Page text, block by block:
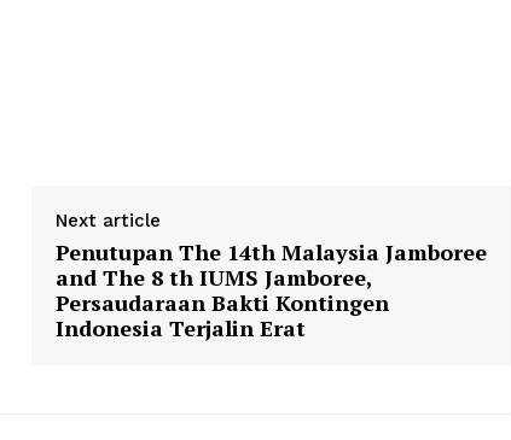
Next article
Penutupan The 14th Malaysia Jamboree
and The 8 th IUMS Jamboree,
Persaudaraan Bakti Kontingen
Indonesia Terjalin Erat